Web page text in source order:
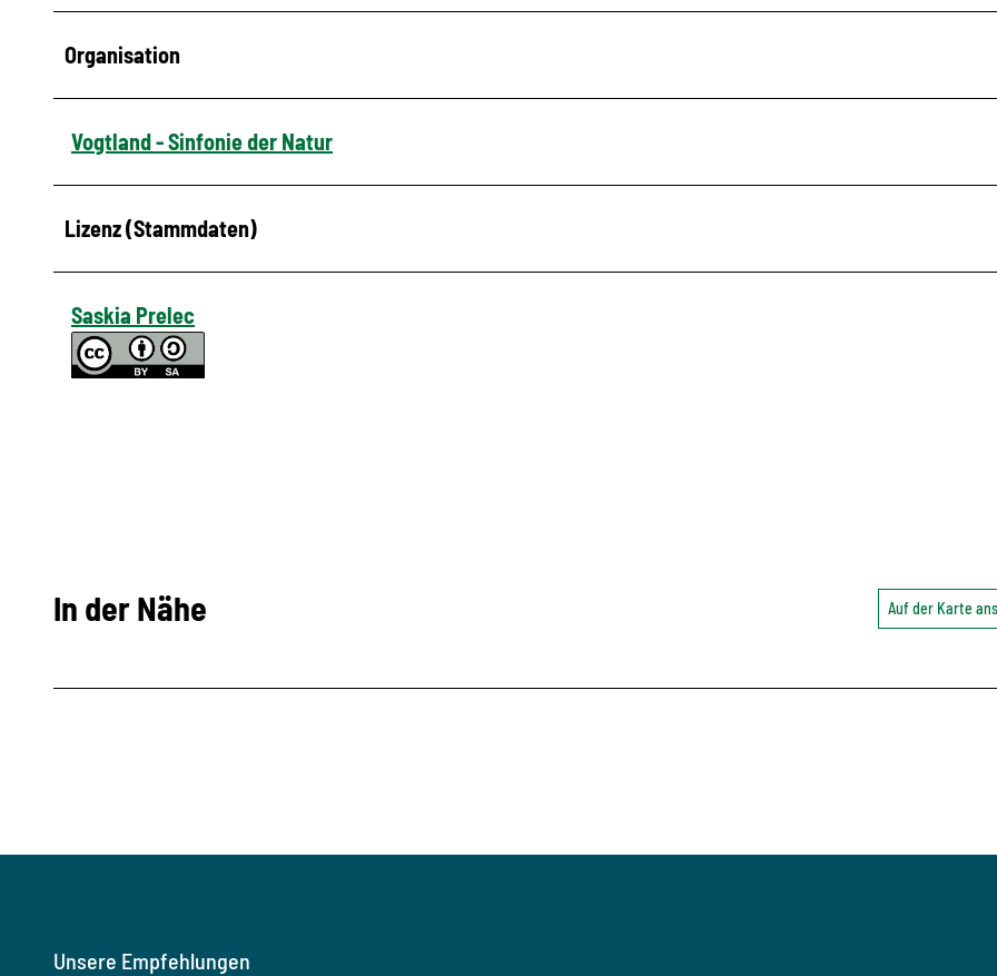
Organisation
Vogtland - Sinfonie der Natur
Lizenz (Stammdaten)
Saskia Prelec
In der Nähe Auf der Karte
Unsere Empfehlungen